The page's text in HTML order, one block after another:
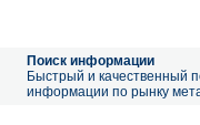
Поиск информации
Быстрый и качественный
информации по рынку